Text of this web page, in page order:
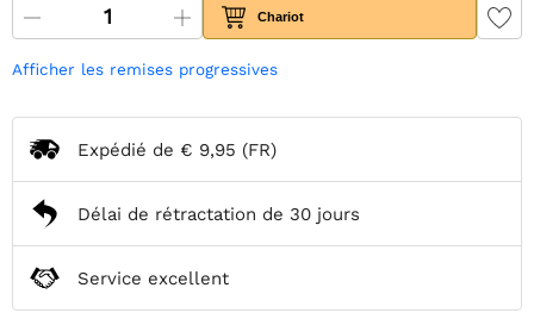
Chariot
Afficher les remises progressives
Expédié de € 9,95 (FR)
Délai de rétractation de 30 jours
Service excellent